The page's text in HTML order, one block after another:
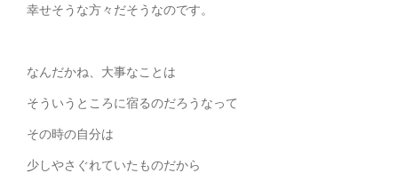
幸せそうな方々だそうなのです。
なんだかね、大事なことは
そういうところに宿るのだろうなって
その時の自分は
少しやさぐれていたものだから